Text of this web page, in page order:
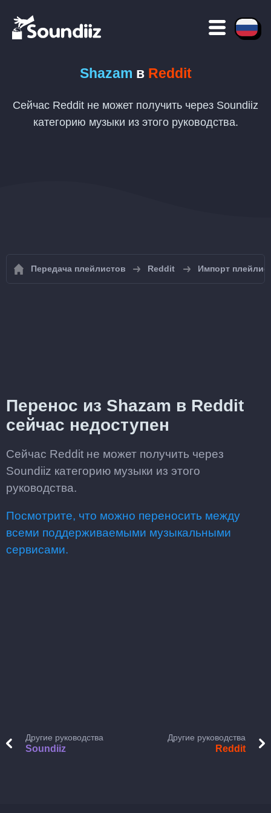
Shazam в Reddit
Сейчас Reddit не может получить через Soundiiz
категорию музыки из этого руководства.
Передача плейлистов Reddit Импорт
Перенос из Shazam в Reddit
сейчас недоступен
Сейчас Reddit не может получить через
Soundiiz категорию музыки из этого
руководства.
Посмотрите, что можно переносить между
всеми поддерживаемыми музыкальными
сервисами.
Другие руководства
Soundiiz
Другие руководства
Reddit